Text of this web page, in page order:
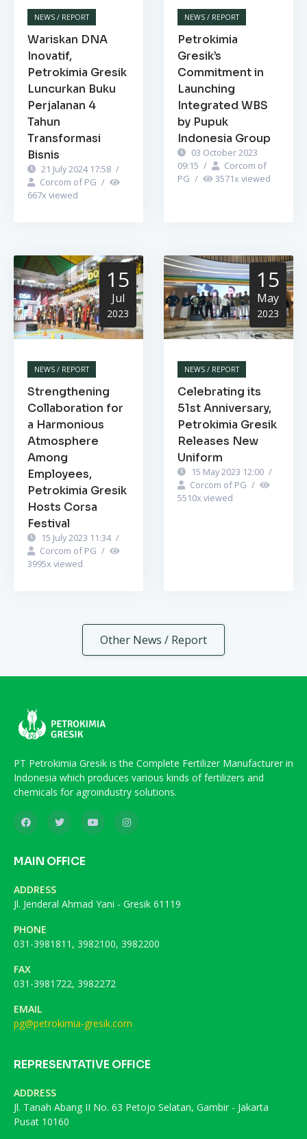
NEWS / REPORT
Wariskan DNA
Inovatif,
Petrokimia Gresik
Luncurkan Buku
Perjalanan 4
Tahun
Transformasi
Bisnis
21 July 2024 17:58 /
Corcom of PG /
667x viewed
NEWS / REPORT
Petrokimia
Gresik’s
Commitment in
Launching
Integrated WBS
by Pupuk
Indonesia Group
03 October 2023
09:15 /
Corcom of
PG / 3571x viewed
15
Jul
2023
NEWS / REPORT
Strengthening
Collaboration for
a Harmonious
Atmosphere
Among
Employees,
Petrokimia Gresik
Hosts Corsa
Festival
15 July 2023 11:34 /
Corcom of PG /
3995x viewed
15
May
2023
NEWS / REPORT
Celebrating its
51st Anniversary,
Petrokimia Gresik
Releases New
Uniform
15 May 2023 12:00 /
Corcom of PG /
5510x viewed
Other News / Report
PT Petrokimia Gresik is the Complete Fertilizer Manufacturer in
Indonesia which produces various kinds of fertilizers and
chemicals for agroindustry solutions.
MAIN OFFICE
ADDRESS
Jl. Jenderal Ahmad Yani - Gresik 61119
PHONE
031-3981811, 3982100, 3982200
FAX
031-3981722, 3982272
EMAIL
pg@petrokimia-gresik.com
REPRESENTATIVE OFFICE
ADDRESS
Jl. Tanah Abang II No. 63 Petojo Selatan, Gambir - Jakarta
Pusat 10160